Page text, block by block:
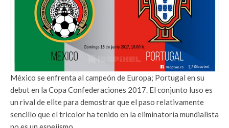
México se enfrenta al campeón de Europa; Portugal en su
debut en la Copa Confederaciones 2017. El conjunto luso es
un rival de elite para demostrar que el paso relativamente
sencillo que el tricolor ha tenido en la eliminatoria mundialista